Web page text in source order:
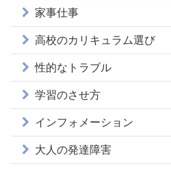
家事仕事
高校のカリキュラム選び
性的なトラブル
学習のさせ方
インフォメーション
大人の発達障害